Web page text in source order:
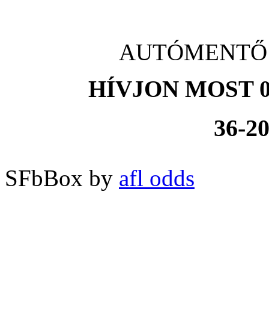
AUTÓMENTŐ
HÍVJON MOST
36-
SFbBox by afl odds